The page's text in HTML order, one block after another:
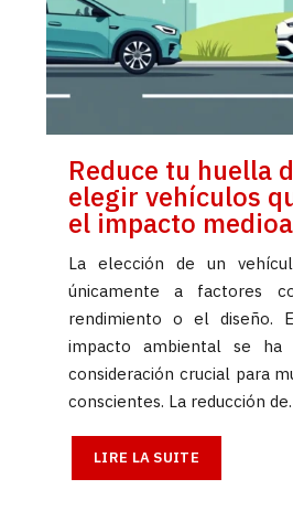
Reduce tu huella
elegir vehículos
el impacto
La elección de un
únicamente a factores
rendimiento o el diseño.
impacto ambiental se ha
consideración crucial para
conscientes. La reducción
LIRE LA SUITE